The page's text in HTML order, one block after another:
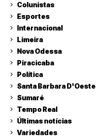
Colunistas
Esportes
Internacional
Limeira
Nova Odessa
Piracicaba
Política
Santa Barbara D'Oeste
Sumaré
Tempo Real
Últimas notícias
Variedades